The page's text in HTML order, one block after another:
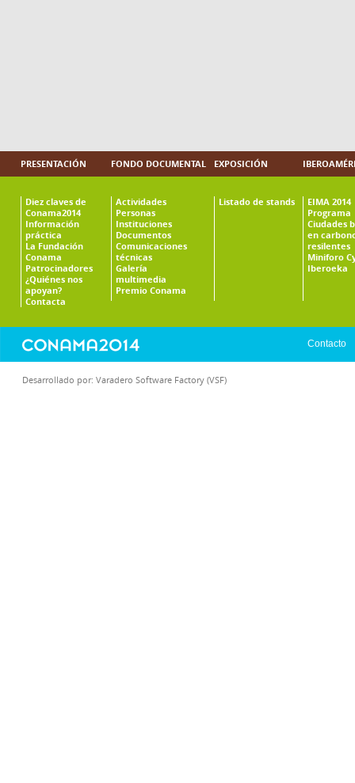
PRESENTACIÓN
Diez claves de
Conama2014
Información
práctica
La Fundación
Conama
Patrocinadores
¿Quiénes nos
apoyan?
Contacta
FONDO DOCUMENTAL
Actividades
Personas
Instituciones
Documentos
Comunicaciones
técnicas
Galería
multimedia
Premio Conama
EXPOSICIÓN
Listado de stands
EIMA 2014
Programa
Ciudades
en
resilentes
Miniforo
Iberoeka
Contacto
Desarrollado por: Varadero Software Factory (VSF)